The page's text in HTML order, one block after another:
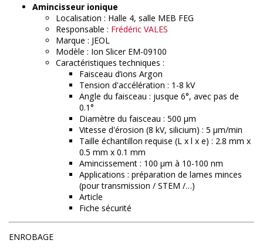
Amincisseur ionique
Localisation : Halle 4, salle MEB FEG
Responsable : Frédéric VALES
Marque : JEOL
Modèle : Ion Slicer EM-09100
Caractéristiques techniques :
Faisceau d’ions Argon
Tension d'accélération : 1-8 kV
Angle du faisceau : jusque 6°, avec pas de
0.1°
Diamètre du faisceau : 500 µm
Vitesse d'érosion (8 kV, silicium) : 5 µm/min
Taille échantillon requise (L x l x e) : 2.8 mm x
0.5 mm x 0.1 mm
Amincissement : 100 µm à 10-100 nm
Applications : préparation de lames minces
(pour transmission / STEM /…)
Article
Fiche sécurité
ENROBAGE